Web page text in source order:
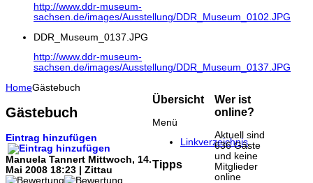
http://www.ddr-museum-
sachsen.de/images/Ausstellung/DDR_Museum_0102.JPG
DDR_Museum_0137.JPG
http://www.ddr-museum-
sachsen.de/images/Ausstellung/DDR_Museum_0137.JPG
HomeGästebuch
Gästebuch
Eintrag hinzufügen
Manuela Tannert Mittwoch, 14.
Mai 2008 18:23 | Zittau
Übersicht
Menü
Linkverzeichnis
Tipps
Wer ist
online?
Aktuell sind
636 Gäste
und keine
Mitglieder
online